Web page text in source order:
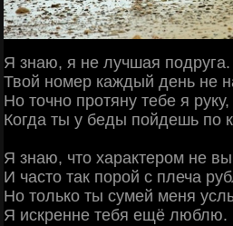
Я знаю, я не лучшая подруга.
Твой номер каждый день не
Но точно протяну тебе я руку,
Когда ты у беды пойдешь по
Я знаю, что характером не
И часто так порой с плеча
Но только ты сумей меня
Я искренне тебя ещё люблю.